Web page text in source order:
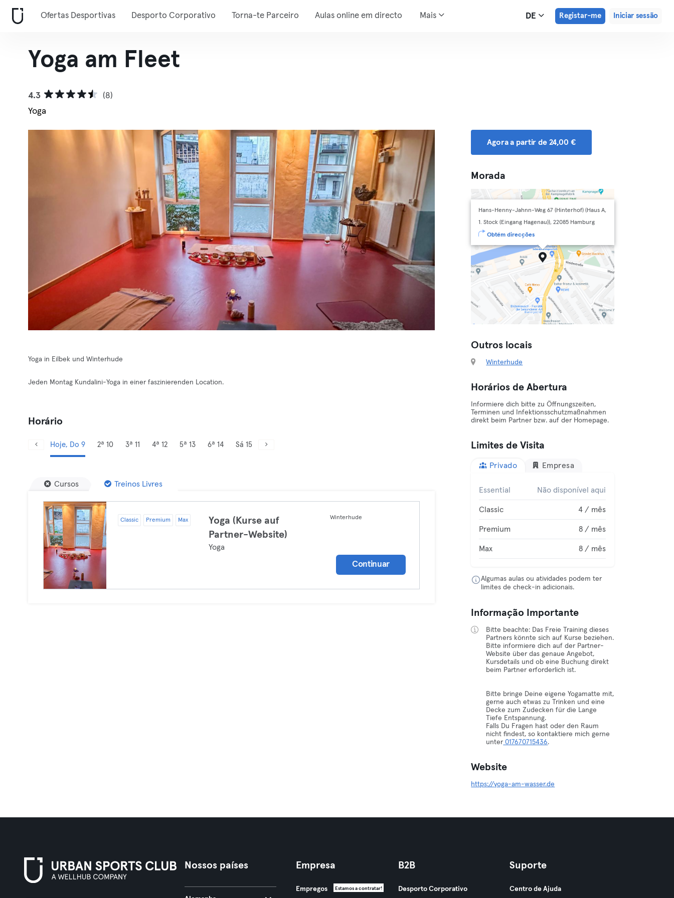
Ofertas Desportivas Desporto Corporativo Torna-te Parceiro Aulas online em directo Mais DE Registar-me Iniciar sessão
Yoga am Fleet
4.3
(8)
Yoga
Yoga in Eilbek und Winterhude
Jeden Montag Kundalini-Yoga in einer faszinierenden Location.
Horário
Hoje, Do 9 2ª 10 3ª 11 4ª 12 5ª 13 6ª 14 Sá 15
Cursos Treinos Livres
Classic Premium Max
Yoga (Kurse auf
Partner-Website)
Yoga
Winterhude
Continuar
Agora a partir de 24,00 €
Morada
Hans-Henny-Jahnn-Weg 67 (Hinterhof) (Haus A,
1. Stock (Eingang Hagenau)), 22085 Hamburg
Obtém direcções
Outros locais
Winterhude
Horários de Abertura
Informiere dich bitte zu Öffnungszeiten,
Terminen und Infektionsschutzmaßnahmen
direkt beim Partner bzw. auf der Homepage.
Limites de Visita
Privado Empresa
Essential Não disponível aqui
Classic 4 / mês
Premium 8 / mês
Max 8 / mês
Algumas aulas ou atividades podem ter
limites de check-in adicionais.
Informação Importante
Bitte beachte: Das Freie Training dieses
Partners könnte sich auf Kurse beziehen.
Bitte informiere dich auf der Partner-
Website über das genaue Angebot,
Kursdetails und ob eine Buchung direkt
beim Partner erforderlich ist.
Bitte bringe Deine eigene Yogamatte mit,
gerne auch etwas zu Trinken und eine
Decke zum Zudecken für die Lange
Tiefe Entspannung.
Falls Du Fragen hast oder den Raum
nicht findest, so kontaktiere mich gerne
unter017670715436.
Website
https://yoga-am-wasser.de
Nossos países Empresa
Empregos Estamos a contratar!
B2B
Desporto Corporativo
Suporte
Centro de Ajuda